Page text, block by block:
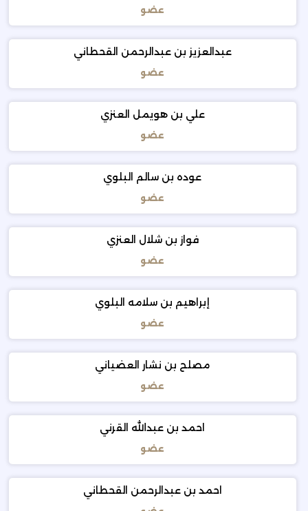
عضو
عبدالعزيز بن عبدالرحمن القحطاني
عضو
علي بن هويمل العنزي
عضو
عوده بن سالم البلوي
عضو
فواز بن شلال العنزي
عضو
إبراهيم بن سلامه البلوي
عضو
مصلح بن نشار العضياني
عضو
احمد بن عبدالله القرني
عضو
احمد بن عبدالرحمن القحطاني